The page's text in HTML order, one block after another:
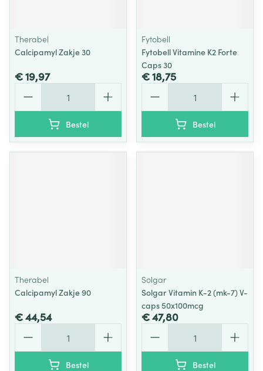
Therabel
Calcipamyl Zakje 30
€ 19,97
Bestel
Fytobell
Fytobell Vitamine K2 Forte
Caps 30
€ 18,75
Bestel
Therabel
Calcipamyl Zakje 90
€ 44,54
Bestel
Solgar
Solgar Vitamin K-2 (mk-7) V-
caps 50x100mcg
€ 47,80
Bestel